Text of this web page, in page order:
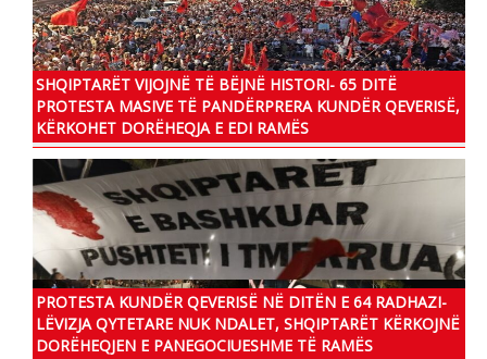
SHQIPTARËT VIJOJNË TË BËJNË HISTORI- 65 DITË
PROTESTA MASIVE TË PANDËRPRERA KUNDËR QEVERISË,
KËRKOHET DORËHEQJA E EDI RAMËS
PROTESTA KUNDËR QEVERISË NË DITËN E 64 RADHAZI-
LËVIZJA QYTETARE NUK NDALET, SHQIPTARËT KËRKOJNË
DORËHEQJEN E PANEGOCIUESHME TË RAMËS